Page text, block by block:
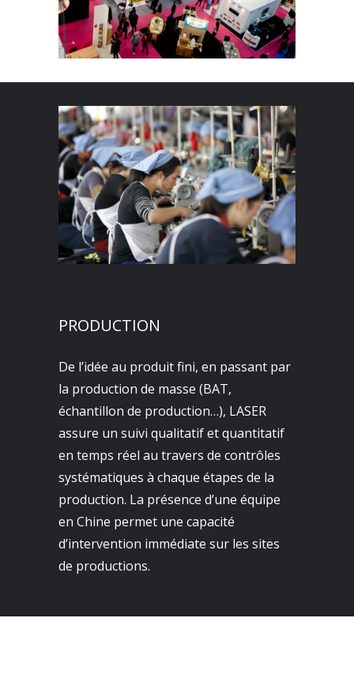
PRODUCTION
De l’idée au produit fini, en passant par
la production de masse (BAT,
échantillon de production…), LASER
assure un suivi qualitatif et quantitatif
en temps réel au travers de contrôles
systématiques à chaque étapes de la
production. La présence d’une équipe
en Chine permet une capacité
d’intervention immédiate sur les sites
de productions.